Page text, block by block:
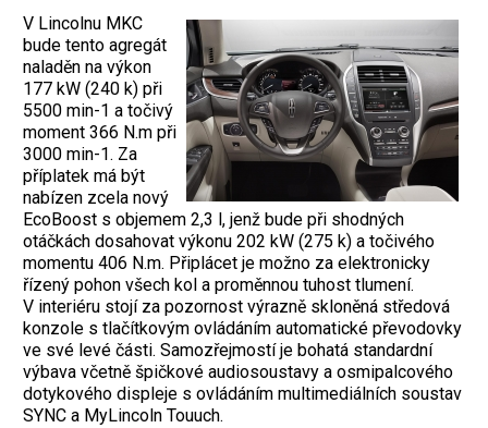
V Lincolnu MKC
bude tento agregát
naladěn na výkon
177 kW (240 k) při
5500 min-1 a točivý
moment 366 N.m při
3000 min-1. Za
příplatek má být
nabízen zcela nový
EcoBoost s objemem 2,3 l, jenž bude při shodných
otáčkách dosahovat výkonu 202 kW (275 k) a točivého
momentu 406 N.m. Připlácet je možno za elektronicky
řízený pohon všech kol a proměnnou tuhost tlumení.
V interiéru stojí za pozornost výrazně skloněná středová
konzole s tlačítkovým ovládáním automatické převodovky
ve své levé části. Samozřejmostí je bohatá standardní
výbava včetně špičkové audiosoustavy a osmipalcového
dotykového displeje s ovládáním multimediálních soustav
SYNC a MyLincoln Touuch.